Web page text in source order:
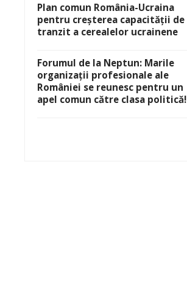
Plan comun România-Ucraina
pentru creșterea capacității de
tranzit a cerealelor ucrainene
Forumul de la Neptun: Marile
organizații profesionale ale
României se reunesc pentru un
apel comun către clasa politică!